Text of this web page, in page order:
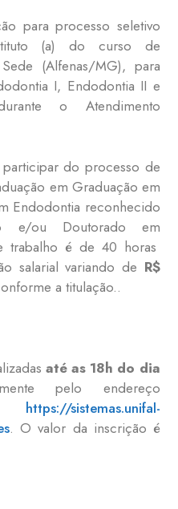
para processo seletivo
(a) do curso de
(Alfenas/MG), para
I, Endodontia II e
o Atendimento
participar do processo de
em Graduação em
Endodontia reconhecido
e/ou Doutorado em
trabalho é de 40 horas
salarial variando de R$
a titulação..
até as 18h do dia
pelo endereço
https://sistemas.unifal-
. O valor da inscrição é